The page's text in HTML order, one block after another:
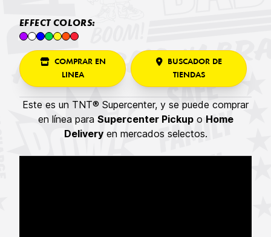
EFFECT COLORS:
COMPRAR EN
LINEA
BUSCADOR DE
TIENDAS
Este es un TNT® Supercenter, y se puede comprar
en línea para Supercenter Pickupo Home
Deliveryen mercados selectos.